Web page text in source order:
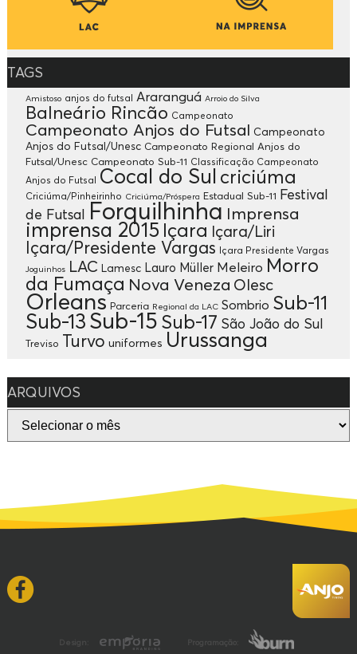
TAGS
Amistoso anjos do futsal Araranguá Arroio do Silva
Balneário Rincão Campeonato
Campeonato Anjos do Futsal Campeonato
Anjos do Futsal/Unesc Campeonato Regional Anjos do
Futsal/Unesc Campeonato Sub-11 Classificação Campeonato
Anjos do Futsal Cocal do Sul criciúma
Criciúma/Pinheirinho Criciúma/Próspera Estadual Sub-11 Festival
de Futsal Forquilhinha Imprensa
imprensa 2015 Içara Içara/Liri
Içara/Presidente Vargas Içara Presidente Vargas
Joguinhos LAC Lamesc Lauro Müller Meleiro Morro
da Fumaça Nova Veneza Olesc
Orleans Parceria Regional da LAC Sombrio Sub-11
Sub-13Sub-15 Sub-17 São João do Sul
Treviso Turvo uniformes Urussanga
ARQUIVOS
Design: Programação: